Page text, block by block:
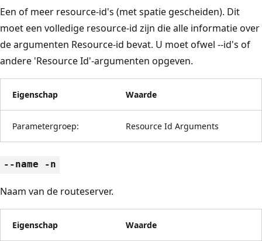
Een of meer resource-id's (met spatie gescheiden). Dit
moet een volledige resource-id zijn die alle informatie over
de argumenten Resource-id bevat. U moet ofwel --id's of
andere 'Resource Id'-argumenten opgeven.
Eigenschap Waarde
Parametergroep: Resource Id Arguments
--name -n
Naam van de routeserver.
Eigenschap Waarde